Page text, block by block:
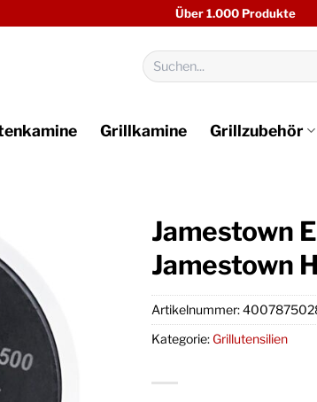
Über 1.000 Produkte
Suchen
nach:
Grillkamine Grillzubehör
Jamestown
Jamestown
Artikelnummer:
Kategorie: Grillutensilien